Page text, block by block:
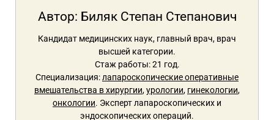
Автор: Биляк Степан Степанович
Кандидат медицинских наук, главный врач, врач
высшей категории.
Стаж работы: 21 год.
Специализация:лапароскопические оперативные
вмешательства в хирургии,урологии, гинекологии,
онкологии. Эксперт лапароскопических и
эндоскопических операций.